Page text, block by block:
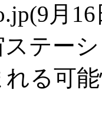
月
テー
る可